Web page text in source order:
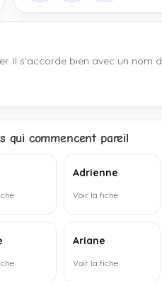
Il s’accorde bien avec un nom
qui commencent pareil
Adrienne
Voir la fiche
Ariane
Voir la fiche